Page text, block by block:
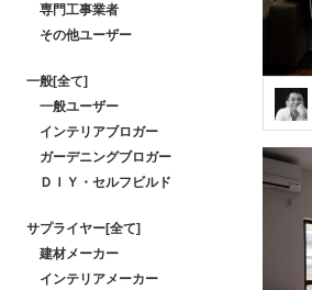
専門工事業者
その他ユーザー
一般[全て]
一般ユーザー
インテリアブロガー
ガーデニングブロガー
ＤＩＹ・セルフビルド
サプライヤー[全て]
建材メーカー
インテリアメーカー